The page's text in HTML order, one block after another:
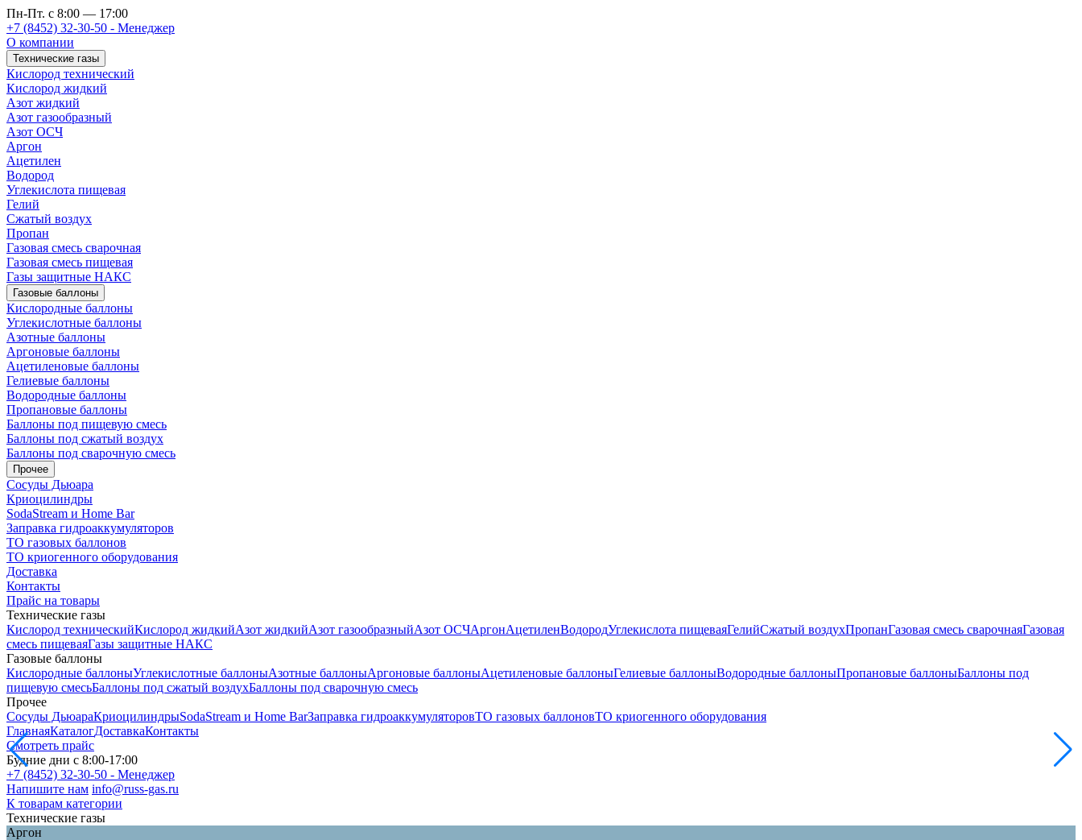
Пн-Пт. с 8:00 — 17:00
+7 (8452) 32-30-50 - Менеджер
О компании
Технические газы
Кислород технический
Кислород жидкий
Азот жидкий
Азот газообразный
Азот ОСЧ
Аргон
Ацетилен
Водород
Углекислота пищевая
Гелий
Сжатый воздух
Пропан
Газовая смесь сварочная
Газовая смесь пищевая
Газы защитные НАКС
Газовые баллоны
Кислородные баллоны
Углекислотные баллоны
Азотные баллоны
Аргоновые баллоны
Ацетиленовые баллоны
Гелиевые баллоны
Водородные баллоны
Пропановые баллоны
Баллоны под пищевую смесь
Баллоны под сжатый воздух
Баллоны под сварочную смесь
Прочее
Сосуды Дьюара
Криоцилиндры
SodaStream и Home Bar
Заправка гидроаккумуляторов
ТО газовых баллонов
ТО криогенного оборудования
Доставка
Контакты
Прайс на товары
Технические газы
Кислород техническийКислород жидкийАзот жидкийАзот газообразныйАзот ОСЧАргонАцетиленВодородУглекислота пищеваяГелийСжатый воздухПропанГазовая смесь сварочнаяГазовая
смесь пищеваяГазы защитные НАКС
Газовые баллоны
Кислородные баллоныУглекислотные баллоныАзотные баллоныАргоновые баллоныАцетиленовые баллоныГелиевые баллоныВодородные баллоныПропановые баллоныБаллоны под
пищевую смесьБаллоны под сжатый воздухБаллоны под сварочную смесь
Прочее
Сосуды ДьюараКриоцилиндрыSodaStream и Home BarЗаправка гидроаккумуляторовТО газовых баллоновТО криогенного оборудования
ГлавнаяКаталогДоставкаКонтакты
Смотреть прайс
Будние дни с 8:00-17:00
+7 (8452) 32-30-50 - Менеджер
Напишите нам info@russ-gas.ru
К товарам категории
Технические газы
Аргон